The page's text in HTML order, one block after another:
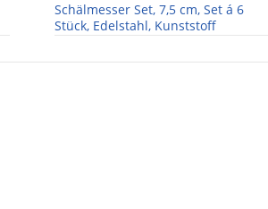
Schälmesser Set, 7,5 cm, Set á 6
Stück, Edelstahl, Kunststoff